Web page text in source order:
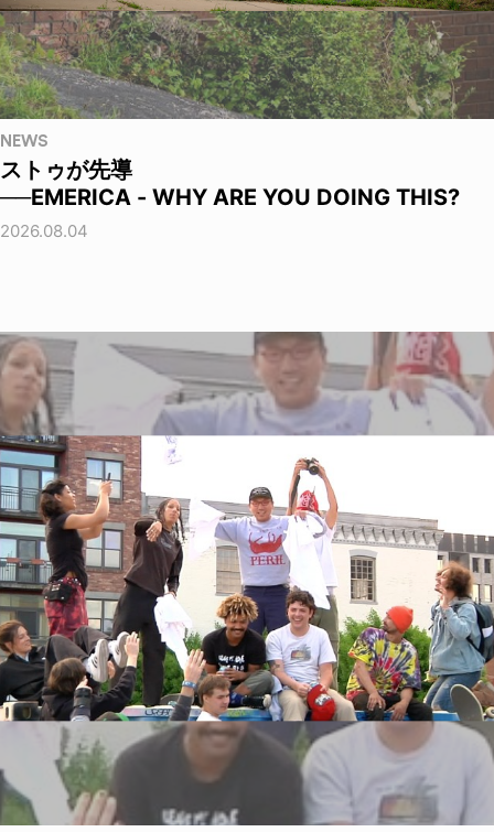
NEWS
ストゥが先導
──EMERICA - WHY ARE YOU DOING THIS?
2026.08.04